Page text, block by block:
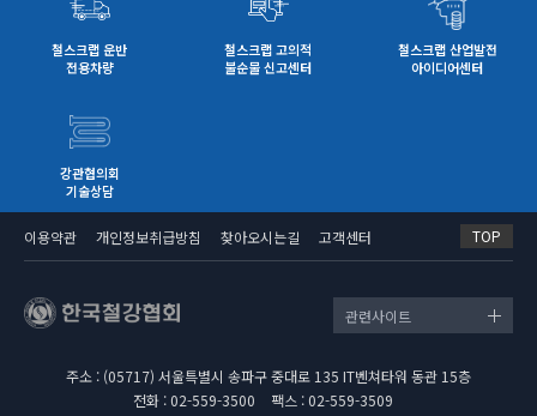
철스크랩 운반
전용차량
철스크랩 고의적
불순물 신고센터
철스크랩 산업발전
아이디어센터
강관협의회
기술상담
이용약관 개인정보취급방침 찾아오시는길 고객센터
주소 : (05717) 서울특별시 송파구 중대로 135 IT벤쳐타워 동관 15층
전화 : 02-559-3500
팩스 : 02-559-3509
관련사이트
TOP